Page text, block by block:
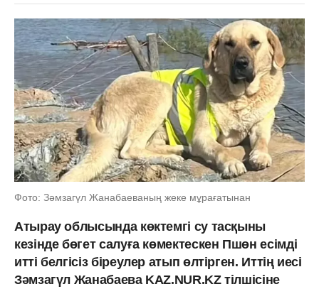
Фото: Зәмзагүл Жанабаеваның жеке мұрағатынан
Атырау облысында көктемгі су тасқыны
кезінде бөгет салуға көмектескен Пшөн есімді
итті белгісіз біреулер атып өлтірген. Иттің иесі
Зәмзагүл Жанабаева KAZ.NUR.KZ тілшісіне